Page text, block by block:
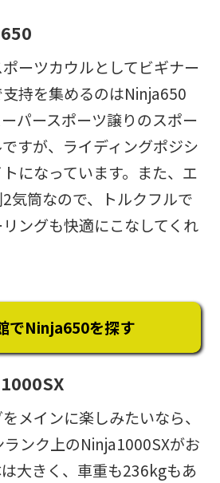
ーツカウルとしてビギナー
持を集めるのはNinja650
パースポーツ譲りのスポー
すが、ライディングポジシ
になっています。また、エ
気筒なので、トルクフルで
ングも快適にこなしてくれ
でNinja650を探す
メインに楽しみたいなら、
ンク上のNinja1000SXがお
大きく、車重も236kgもあ